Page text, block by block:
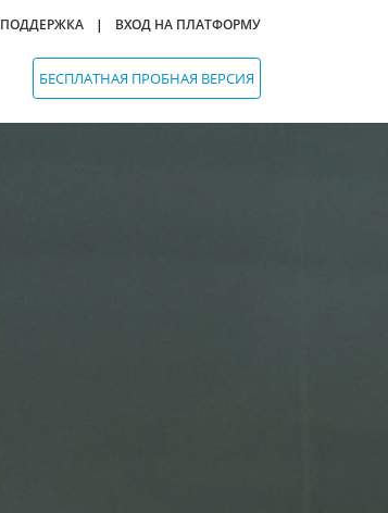
ПОДДЕРЖКА | ВХОД НА ПЛАТФОРМУ
БЕСПЛАТНАЯ ПРОБНАЯ ВЕРСИЯ